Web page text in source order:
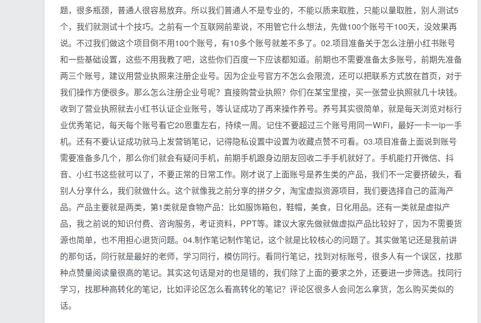
题，很多瓶颈，普通人很容易放弃。所以我们普通人不是专业的，不能以质来取胜，只能以量取胜，别人测试5
个，我们就测试十个技巧。之前有一个互联网前辈说，不用管它什么想法，先做100个账号干100天，没效果再
说。不过我们做这个项目倒不用100个账号，有10多个账号就差不多了。02.项目准备关于怎么注册小红书账号
和一些基础设置，这些不用我教了吧，这些你们百度一下应该都知道。前期也不需要准备太多账号，前期先准备
两三个账号，建议用营业执照来注册企业号。因为企业号官方不怎么会限流，还可以把联系方式放在首页，对于
我们操作方便很多。那么怎么注册企业号呢？直接购营业执照？你们在某宝里搜，买一张营业执照就几十块钱。
收到了营业执照就去小红书认证企业账号，等认证成功了再来操作养号。养号其实很简单，就是每天浏览对标行
业优秀笔记，每天每个账号看它20恩重左右，持续一周。记住不要超过三个账号用同一WiFi，最好一卡一ip一手
机。还有不要认证成功就马上发营销笔记，记得隐私设置中设置为收藏点赞不可看。03.项目准备上面说到账号
需要准备多几个，那么你们就会有疑问手机，前期手机跟身边朋友回收二手手机就好了。手机能打开微信、抖
音、小红书这些就可以了，不要正常的日常工作。刚才说了上面账号是养生类的产品，我们不一定要挤破头，看
别人分享什么，我们就做什么。这个就像我之前分享的拼夕夕，淘宝虚拟资源项目，我们要选择自己的蓝海产
品。产品主要就是两类，第1类就是食物产品：比如服饰箱包，鞋帽，美食，日化用品。还有一类就是虚拟产
品，我之前说的知识付费、咨询服务，考证资料，PPT等。建议大家先做就做虚拟产品比较好了，因为不需要货
源也简单，也不用担心退货问题。04.制作笔记制作笔记，这个就是比较核心的问题了。其实做笔记还是我前讲
的那句话，同行就是最好的老师，学习同行，模仿同行。看同行笔记，找到对标账号，很多人有一个误区，找那
种点赞量阅读量很高的笔记。其实这句话是对的也是错的，我们除了上面的要求之外，还要进一步筛选。找同行
学习，找那种高转化的笔记，比如评论区怎么看高转化的笔记？评论区很多人会问怎么拿货，怎么购买类似的
话。